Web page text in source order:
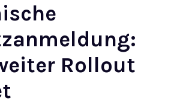
Rollout